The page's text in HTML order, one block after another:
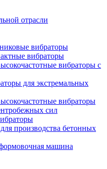
отрасли
вибраторы
вибраторы
вибраторы с
для экстремальных
вибраторы
сил
производства бетонных
машина